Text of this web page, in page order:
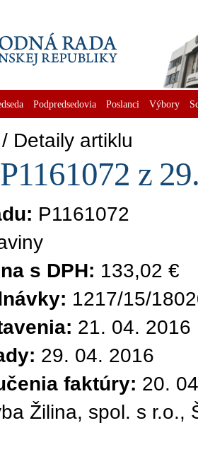
Podpredsedovia Poslanci Výbory
Detaily artiklu
z
P1161072
s DPH: 133,02 €
1217/15/
21. 04. 2016
29. 04. 2016
faktúry: 20.
Žilina, spol. s r.o.,